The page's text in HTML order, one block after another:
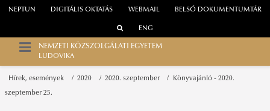
WEBMAIL
NEPTUN DIGITÁLIS OKTATÁS BELSŐ DOKUMENTUMTÁR
ENG
NEMZETI KÖZSZOLGÁLATI EGYETEM
LUDOVIKA
Hírek, események 2020 2020. szeptember Könyvajánló - 2020.
szeptember 25.